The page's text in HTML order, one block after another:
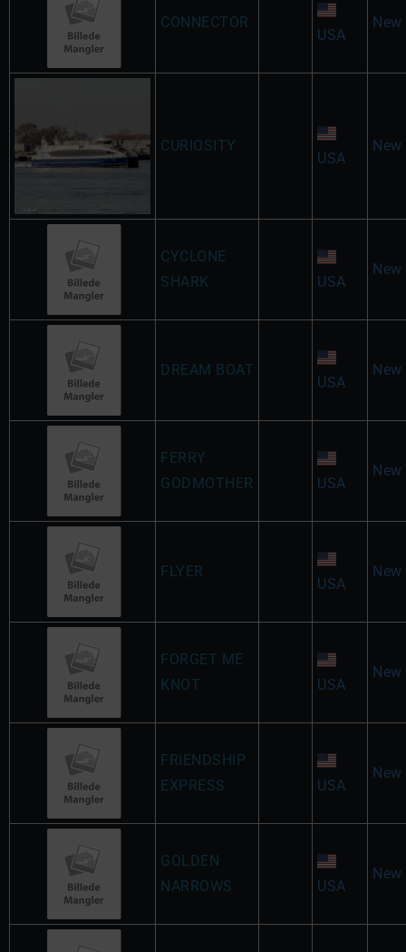
CONNECTOR
USA
New
CURIOSITY
USA
New
CYCLONE
SHARK
USA
New
DREAM BOAT
USA
New
FERRY
GODMOTHER
USA
New
FLYER
USA
New
FORGET ME
KNOT
USA
New
FRIENDSHIP
EXPRESS
USA
New
GOLDEN
NARROWS
USA
New